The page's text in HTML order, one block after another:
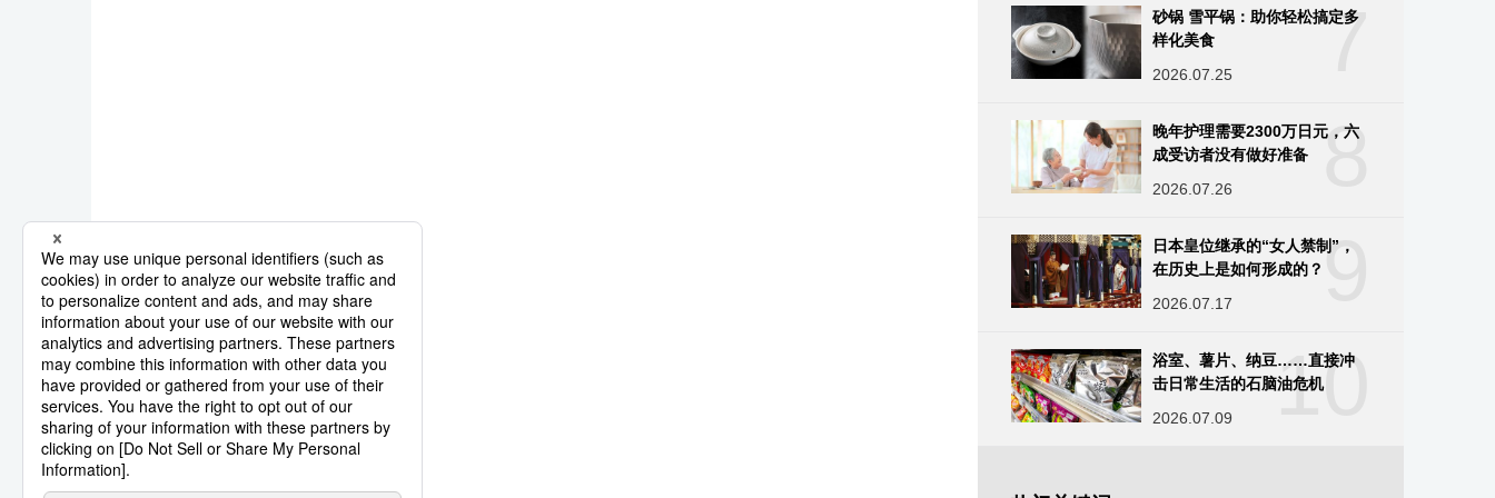
7
砂锅 雪平锅：助你轻松搞定多
样化美食
2026.07.25
8
晚年护理需要2300万日元，六
成受访者没有做好准备
2026.07.26
9
日本皇位继承的“女人禁制”，
在历史上是如何形成的？
2026.07.17
10
浴室、薯片、纳豆……直接冲
击日常生活的石脑油危机
2026.07.09